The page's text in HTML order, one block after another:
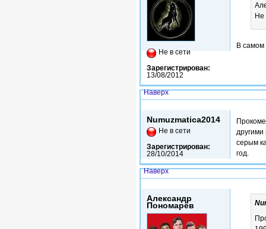
Не в сети
Зарегистрирован:
13/08/2012
Не
В
Наверх
Numuzmatica2014
Не в сети
Зарегистрирован:
28/10/2014
серым
год.
Наверх
Александр
Пономарёв